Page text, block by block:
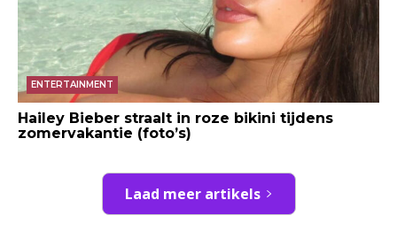
ENTERTAINMENT
Hailey Bieber straalt in roze bikini tijdens
zomervakantie (foto’s)
Laad meer artikels